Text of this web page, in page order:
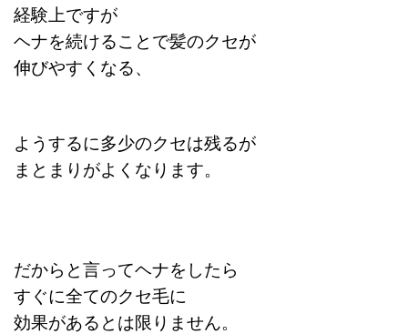
経験上ですが
ヘナを続けることで髪のクセが
伸びやすくなる、
ようするに多少のクセは残るが
まとまりがよくなります。
だからと言ってヘナをしたら
すぐに全てのクセ毛に
効果があるとは限りません。